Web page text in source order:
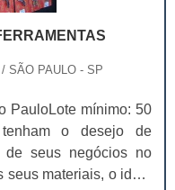
/ SÃO PAULO - SP
PauloLote mínimo: 50
tenham o desejo de
seus negócios no
materiais, o ideal